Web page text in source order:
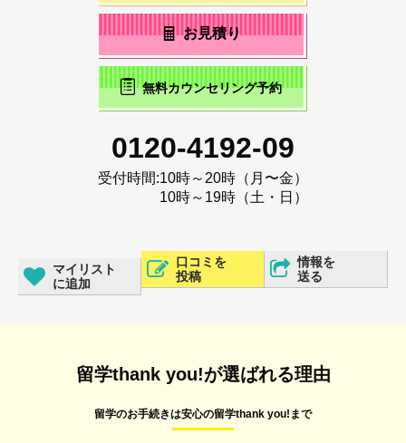
お見積り
無料カウンセリング予約
0120-4192-09
受付時間:10時～20時（月〜金）
10時～19時（土・日）
マイリスト
に追加
口コミを
投稿
情報を
送る
留学thank you!が選ばれる理由
留学のお手続きは安心の留学thank you!まで